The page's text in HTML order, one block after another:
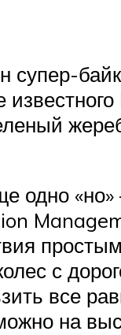
супер-
одно «но»
с
все
на